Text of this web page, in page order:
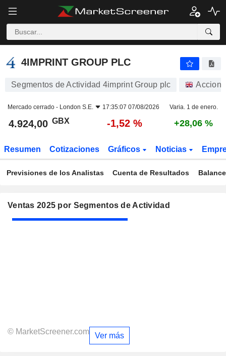
4IMPRINT GROUP PLC
4IMPRINT GROUP PLC
Segmentos de Actividad 4imprint Group plc
Mercado cerrado - London S.E. 17:35:07 07/08/2026 Varia. 1 de enero.
4.924,00 GBX -1,52 % +28,06 %
Resumen Cotizaciones Gráficos Noticias
Previsiones de los Analistas Cuenta de Resultados Balance
Ventas 2025 por Segmentos de Actividad
© MarketScreener.com Ver más